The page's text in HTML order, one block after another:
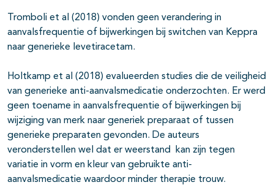
Tromboli et al (2018) vonden geen verandering in
aanvalsfrequentie of bijwerkingen bij switchen van Keppra
naar generieke levetiracetam.
Holtkamp et al (2018) evalueerden studies die de veiligheid
van generieke anti-aanvalsmedicatie onderzochten. Er werd
geen toename in aanvalsfrequentie of bijwerkingen bij
wijziging van merk naar generiek preparaat of tussen
generieke preparaten gevonden. De auteurs
veronderstellen wel dat er weerstand kan zijn tegen
variatie in vorm en kleur van gebruikte anti-
aanvalsmedicatie waardoor minder therapie trouw.